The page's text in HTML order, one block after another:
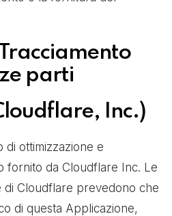
parti
Inc.)
di ottimizzazione e
fornito da Cloudflare Inc. Le
di Cloudflare prevedono che
di questa Applicazione,